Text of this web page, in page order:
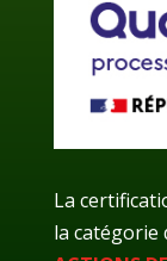
La
la catégorie